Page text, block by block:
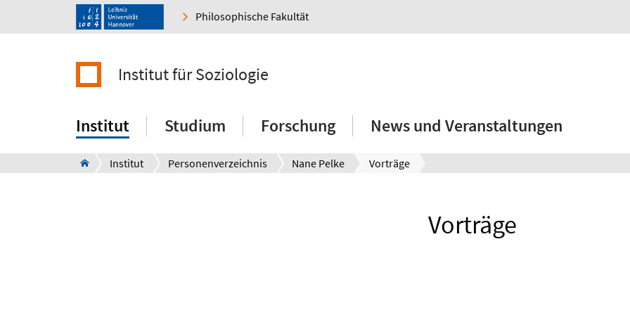
Philosophische Fakultät
Institut für Soziologie
Institut Studium Forschung News und Veranstaltungen
Institut Personenverzeichnis Nane Pelke Vorträge
Vorträge